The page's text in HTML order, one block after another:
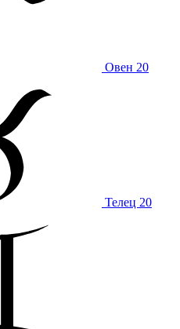
Овен 20
Телец 20